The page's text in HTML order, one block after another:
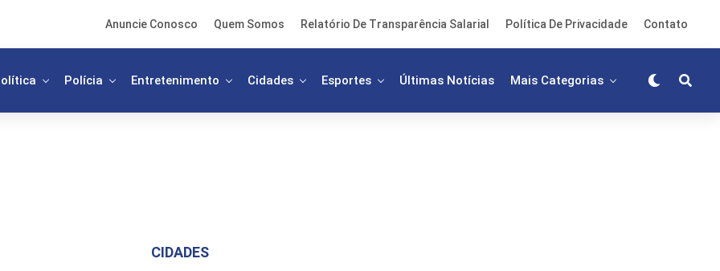
Anuncie Conosco Quem Somos Relatório De Transparência Salarial Política De Privacidade Contato
Polícia Entretenimento Cidades Esportes Últimas Notícias Mais Categorias
CIDADES